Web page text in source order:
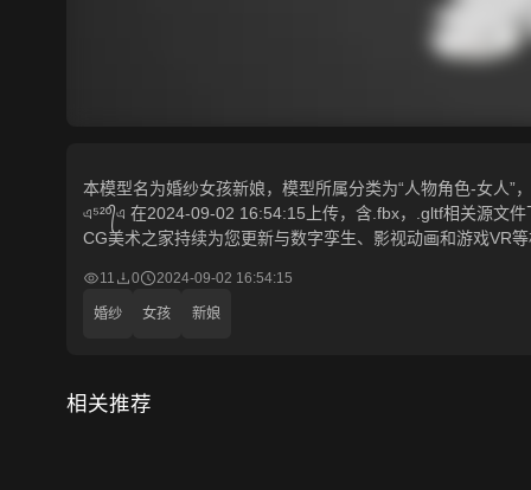
本模型名为婚纱女孩新娘，模型所属分类为“人物角色-女人
এ⁵²º᭄এ 在2024-09-02 16:54:15上传，含.fbx，.gltf相关源文
CG美术之家持续为您更新与数字孪生、影视动画和游戏VR
11 0 2024-09-02 16:54:15
婚纱 女孩 新娘
相关推荐